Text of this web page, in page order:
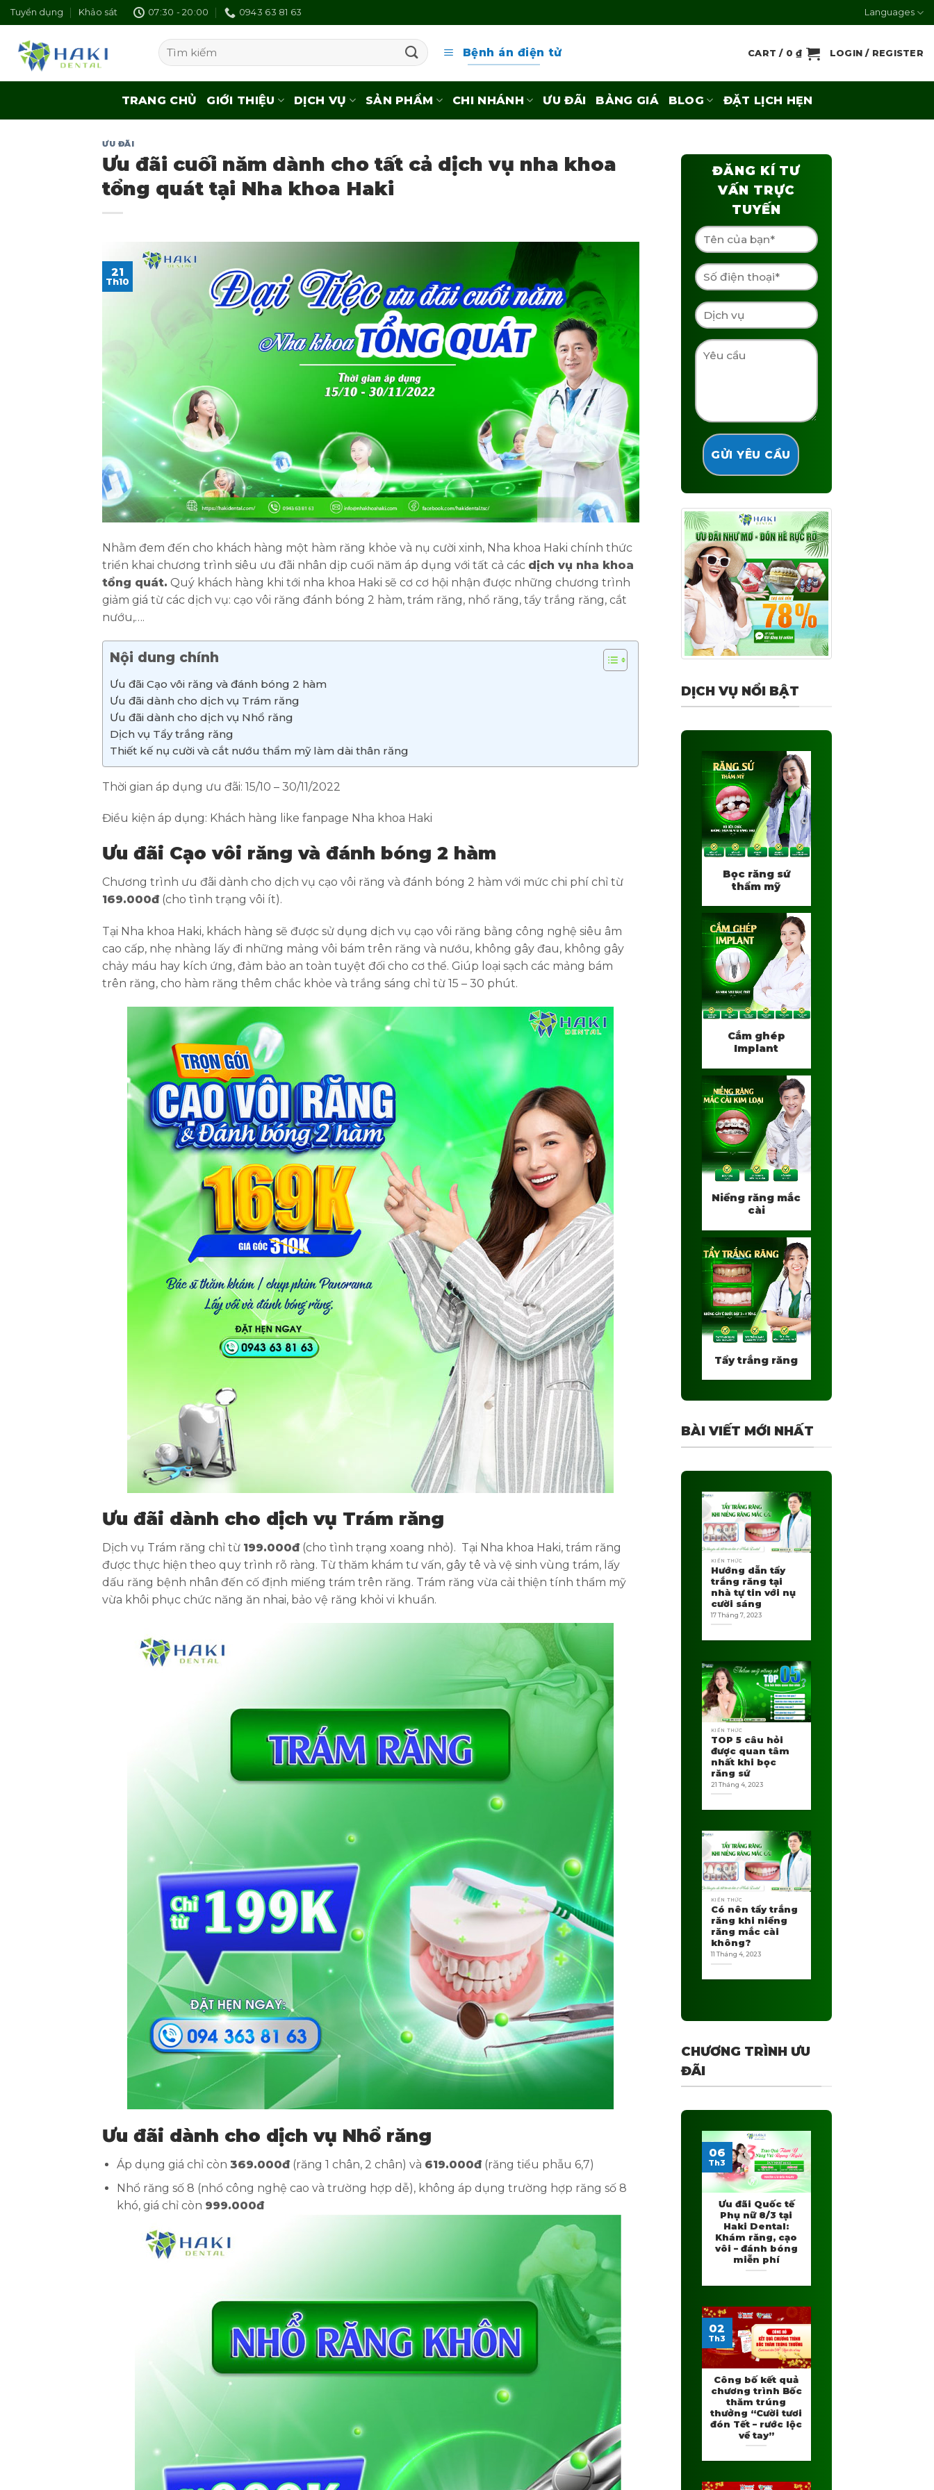
Skip
to
content
Tuyển dụng Khảo sát 07:30 - 20:00 0943 63 81 63 Languages
Search
for:
Bệnh án điện tử CART / 0₫ LOGIN / REGISTER
TRANG CHỦ GIỚI THIỆU DỊCH VỤ SẢN PHẨM CHI NHÁNH ƯU ĐÃI BẢNG GIÁ BLOG ĐẶT LỊCH HẸN
ƯU ĐÃI
Ưu đãi cuối năm dành cho tất cả dịch vụ nha khoa
tổng quát tại Nha khoa Haki
21
Th10
Nhằm đem đến cho khách hàng một hàm răng khỏe và nụ cười xinh, Nha khoa Haki chính thức
triển khai chương trình siêu ưu đãi nhân dịp cuối năm áp dụng với tất cả các dịch vụ nha khoa
tổng quát. Quý khách hàng khi tới nha khoa Haki sẽ cơ cơ hội nhận được những chương trình
giảm giá từ các dịch vụ: cạo vôi răng đánh bóng 2 hàm, trám răng, nhổ răng, tẩy trắng răng, cắt
nướu,….
Nội dung chính
Ưu đãi Cạo vôi răng và đánh bóng 2 hàm
Ưu đãi dành cho dịch vụ Trám răng
Ưu đãi dành cho dịch vụ Nhổ răng
Dịch vụ Tẩy trắng răng
Thiết kế nụ cười và cắt nướu thẩm mỹ làm dài thân răng
Thời gian áp dụng ưu đãi: 15/10 – 30/11/2022
Điều kiện áp dụng: Khách hàng like fanpage Nha khoa Haki
Ưu đãi Cạo vôi răng và đánh bóng 2 hàm
Chương trình ưu đãi dành cho dịch vụ cạo vôi răng và đánh bóng 2 hàm với mức chi phí chỉ từ
169.000đ(cho tình trạng vôi ít).
Tại Nha khoa Haki, khách hàng sẽ được sử dụng dịch vụ cạo vôi răng bằng công nghệ siêu âm
cao cấp, nhẹ nhàng lấy đi những mảng vôi bám trên răng và nướu, không gây đau, không gây
chảy máu hay kích ứng, đảm bảo an toàn tuyệt đối cho cơ thể. Giúp loại sạch các mảng bám
trên răng, cho hàm răng thêm chắc khỏe và trắng sáng chỉ từ 15 – 30 phút.
Ưu đãi dành cho dịch vụ Trám răng
Dịch vụ Trám răng chỉ từ 199.000đ(cho tình trạng xoang nhỏ). Tại Nha khoa Haki, trám răng
được thực hiện theo quy trình rõ ràng. Từ thăm khám tư vấn, gây tê và vệ sinh vùng trám, lấy
dấu răng bệnh nhân đến cố định miếng trám trên răng. Trám răng vừa cải thiện tính thẩm mỹ
vừa khôi phục chức năng ăn nhai, bảo vệ răng khỏi vi khuẩn.
Ưu đãi dành cho dịch vụ Nhổ răng
Áp dụng giá chỉ còn 369.000đ(răng 1 chân, 2 chân) và 619.000đ(răng tiểu phẫu 6,7)
Nhổ răng số 8 (nhổ công nghệ cao và trường hợp dễ), không áp dụng trường hợp răng số 8
khó, giá chỉ còn 999.000đ
ĐĂNG KÍ TƯ
VẤN TRỰC
TUYẾN
DỊCH VỤ NỔI BẬT
Bọc răng sứ
thẩm mỹ
Cắm ghép
Implant
Niềng răng mắc
cài
Tẩy trắng răng
BÀI VIẾT MỚI NHẤT
KIẾN THỨC
Hướng dẫn tẩy
trắng răng tại
nhà tự tin với nụ
cười sáng
17 Tháng 7, 2023
KIẾN THỨC
TOP 5 câu hỏi
được quan tâm
nhất khi bọc
răng sứ
21 Tháng 4, 2023
KIẾN THỨC
Có nên tẩy trắng
răng khi niềng
răng mắc cài
không?
11 Tháng 4, 2023
CHƯƠNG TRÌNH ƯU
ĐÃI
Ưu đãi Quốc tế
Phụ nữ 8/3 tại
Haki Dental:
Khám răng, cạo
vôi – đánh bóng
miễn phí
06
Th3
Công bố kết quả
chương trình Bốc
thăm trúng
thưởng “Cười tươi
đón Tết – rước lộc
về tay”
02
Th3